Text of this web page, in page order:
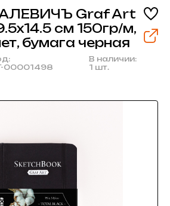
Graf Art
см 150гр/м,
бумага черная
00001498
В наличии:
1 шт.